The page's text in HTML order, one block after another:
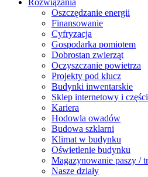
Rozwiązania
​Oszczędzanie energii
Finansowanie
Cyfryzacja
Gospodarka pomiotem
Dobrostan zwierząt
Oczyszczanie powietrza
Projekty pod klucz
Budynki inwentarskie
Sklep internetowy i
Kariera
Hodowla owadów
Budowa szklarni
Klimat w budynku
Oświetlenie budynku
Magazynowanie paszy /
Nasze działy